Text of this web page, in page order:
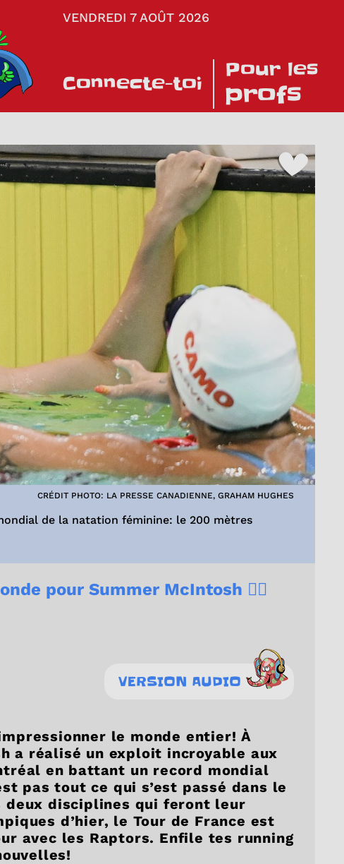
VENDREDI 7 AOÛT 2026
Connecte-toi
Pour les
profs
CRÉDIT PHOTO: LA PRESSE CANADIENNE, GRAHAM HUGHES
de la natation féminine: le 200 mètres
pour Summer McIntosh 🏊‍♀️
VERSION AUDIO
le monde entier! À
a réalisé un exploit incroyable aux
en battant un record mondial
pas tout ce qui s’est passé dans le
deux disciplines qui feront leur
d’hier, le Tour de France est
avec les Raptors. Enfile tes running